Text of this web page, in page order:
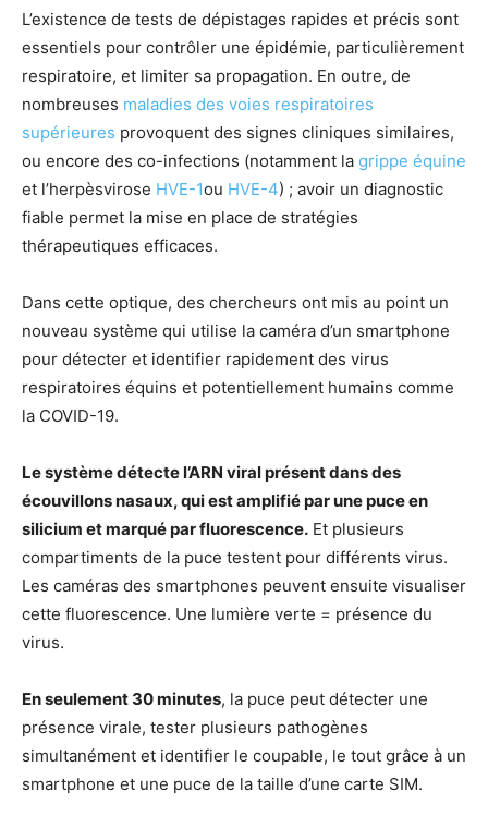
L’existence de tests de dépistages rapides et précis sont
essentiels pour contrôler une épidémie, particulièrement
respiratoire, et limiter sa propagation. En outre, de
nombreuses maladies des voies respiratoires
supérieures provoquent des signes cliniques similaires,
ou encore des co-infections (notamment la grippe équine
et l’herpèsvirose HVE-1ou HVE-4) ; avoir un diagnostic
fiable permet la mise en place de stratégies
thérapeutiques efficaces.
Dans cette optique, des chercheurs ont mis au point un
nouveau système qui utilise la caméra d’un smartphone
pour détecter et identifier rapidement des virus
respiratoires équins et potentiellement humains comme
la COVID-19.
Le système détecte l’ARN viral présent dans des
écouvillons nasaux, qui est amplifié par une puce en
silicium et marqué par fluorescence. Et plusieurs
compartiments de la puce testent pour différents virus.
Les caméras des smartphones peuvent ensuite visualiser
cette fluorescence. Une lumière verte = présence du
virus.
En seulement 30 minutes, la puce peut détecter une
présence virale, tester plusieurs pathogènes
simultanément et identifier le coupable, le tout grâce à un
smartphone et une puce de la taille d’une carte SIM.